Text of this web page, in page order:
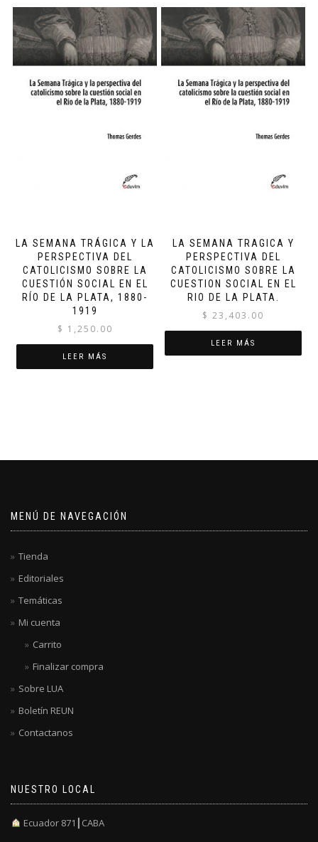
LA SEMANA TRÁGICA Y LA
PERSPECTIVA DEL
CATOLICISMO SOBRE LA
CUESTIÓN SOCIAL EN EL
RÍO DE LA PLATA, 1880-
1919
$ 1,250.00
LEER MÁS
LA SEMANA TRAGICA Y
PERSPECTIVA DEL
CATOLICISMO SOBRE LA
CUESTION SOCIAL EN EL
RIO DE LA PLATA.
$ 23,403.00
LEER MÁS
MENÚ DE NAVEGACIÓN
Tienda
Editoriales
Temáticas
Mi cuenta
Carrito
Finalizar compra
Sobre LUA
Boletín REUN
Contactanos
NUESTRO LOCAL
Ecuador 871┃CABA